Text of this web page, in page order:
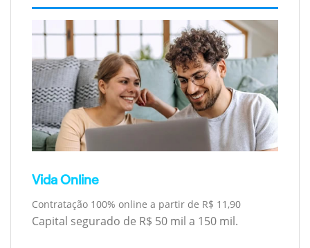
Vida Online
Contratação 100% online a partir de R$ 11,90
Capital segurado de R$ 50 mil a 150 mil.